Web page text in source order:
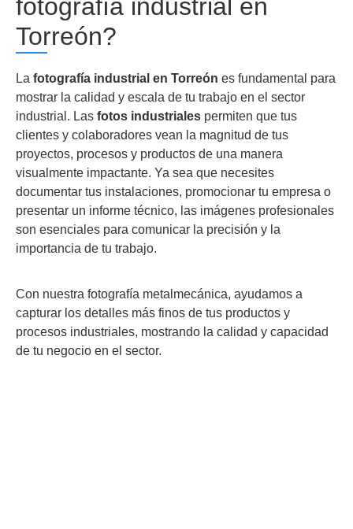
fotografía industrial en
Torreón?
La fotografía industrial en Torreón es fundamental para
mostrar la calidad y escala de tu trabajo en el sector
industrial. Las fotos industriales permiten que tus
clientes y colaboradores vean la magnitud de tus
proyectos, procesos y productos de una manera
visualmente impactante. Ya sea que necesites
documentar tus instalaciones, promocionar tu empresa o
presentar un informe técnico, las imágenes profesionales
son esenciales para comunicar la precisión y la
importancia de tu trabajo.
Con nuestra fotografía metalmecánica, ayudamos a
capturar los detalles más finos de tus productos y
procesos industriales, mostrando la calidad y capacidad
de tu negocio en el sector.